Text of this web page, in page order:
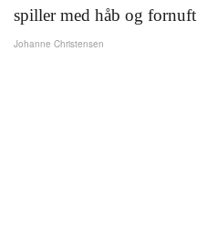
spiller med håb og fornuft
Johanne Christensen